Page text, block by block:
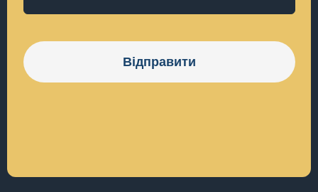
Відправити